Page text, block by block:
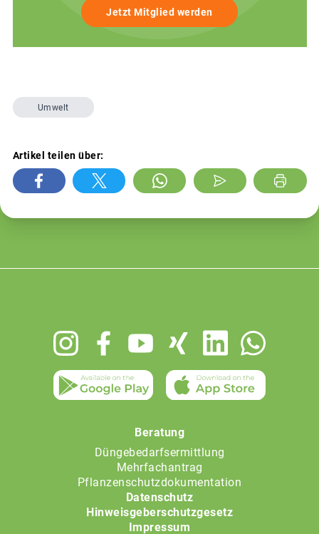
Jetzt Mitglied werden
Umwelt
Artikel teilen über:
Beratung
Düngebedarfsermittlung
Mehrfachantrag
Pflanzenschutzdokumentation
Datenschutz
Hinweisgeberschutzgesetz
Impressum